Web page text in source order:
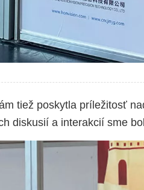
tiež poskytla príležitosť
diskusií a interakcií sme